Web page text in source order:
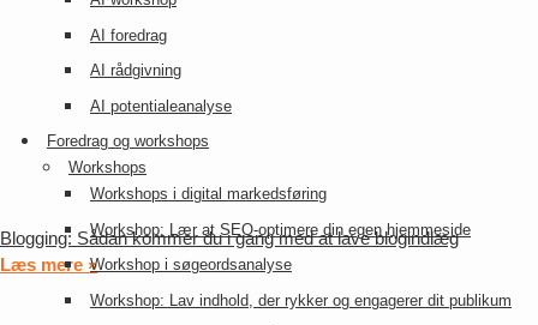
AI foredrag
AI rådgivning
AI potentialeanalyse
Foredrag og workshops
Workshops
Workshops i digital markedsføring
Workshop: Lær at SEO-optimere din egen hjemmeside
Workshop i søgeordsanalyse
Workshop: Lav indhold, der rykker og engagerer dit publikum
Blogging: Sådan kommer du i gang med at lave blogindlæg
Læs mere »